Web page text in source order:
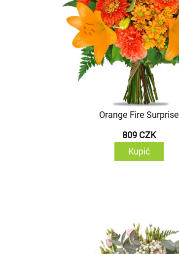
Orange Fire Surprise
809 CZK
Kupić